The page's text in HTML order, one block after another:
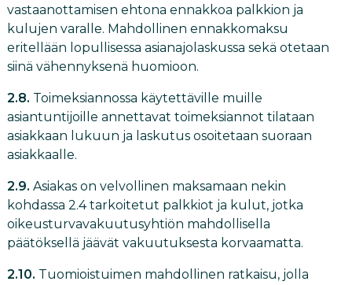
vastaanottamisen ehtona ennakkoa palkkion ja
kulujen varalle. Mahdollinen ennakkomaksu
eritellään lopullisessa asianajolaskussa sekä otetaan
siinä vähennyksenä huomioon.
2.8. Toimeksiannossa käytettäville muille
asiantuntijoille annettavat toimeksiannot tilataan
asiakkaan lukuun ja laskutus osoitetaan suoraan
asiakkaalle.
2.9. Asiakas on velvollinen maksamaan nekin
kohdassa 2.4 tarkoitetut palkkiot ja kulut, jotka
oikeusturvavakuutusyhtiön mahdollisella
päätöksellä jäävät vakuutuksesta korvaamatta.
2.10. Tuomioistuimen mahdollinen ratkaisu, jolla